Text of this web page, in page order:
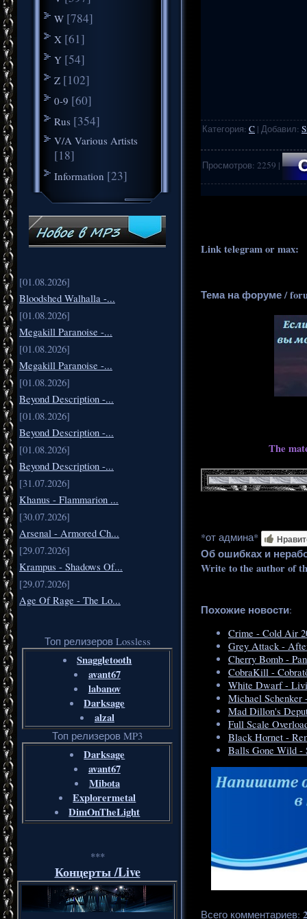
W [784]
X [61]
Y [54]
Z [102]
0-9 [60]
Rus [354]
V/A Various Artists
[18]
Information [23]
[01.08.2026]
Bloodshed Walhalla -...
[01.08.2026]
Megakill Paranoise -...
[01.08.2026]
Megakill Paranoise -...
[01.08.2026]
Beyond Description -...
[01.08.2026]
Beyond Description -...
[01.08.2026]
Beyond Description -...
[31.07.2026]
Khanus - Flammarion ...
[30.07.2026]
Arsenal - Armored Ch...
[29.07.2026]
Krampus - Shadows Of...
[29.07.2026]
Age Of Rage - The Lo...
Топ релизеров Lossless
Snaggletooth
avant67
labanov
Darksage
alzal
Топ релизеров MP3
Darksage
avant67
Mibota
Explorermetal
DimOnTheLight
***
Концерты /Live
Категория: C | Добавил:
Просмотров: 2259 |
Link telegram or max:
Тема на форуме /
The
*от админа*
Об ошибках и
Write to the author of
Похожие новости:
Crime - Cold Air
Grey Attack -
Cherry Bomb -
CobraKill -
White Dwarf -
Michael Schenker
Mad Dillon's
Full Scale
Black Hornet -
Balls Gone Wild -
Всего комментариев: 2